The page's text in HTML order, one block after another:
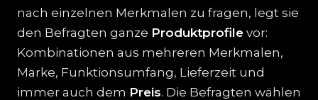
nach einzelnen Merkmalen zu fragen, legt sie
den Befragten ganze Produktprofile vor:
Kombinationen aus mehreren Merkmalen,
Marke, Funktionsumfang, Lieferzeit und
immer auch dem Preis. Die Befragten wählen